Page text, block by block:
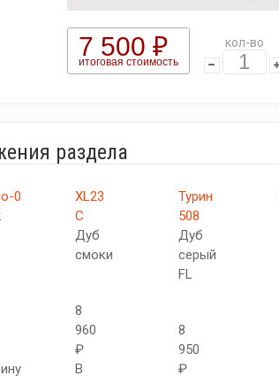
7 500 ₽
итоговая стоимость
кол-во
раздела
0
XL23
C
Дуб
смоки
8
960
₽
В
Турин
508
Дуб
серый
FL
8
950
₽